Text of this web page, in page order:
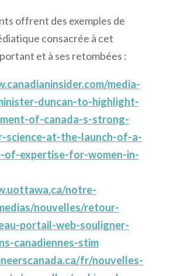
offrent des exemples de
consacrée à cet
et à ses retombées :
media-
duncan-to-highlight-
of-canada-s-strong-
science-at-the-launch-of-a-
of-expertise-for-women-in-
notre-
nouvelles/retour-
portail-web-souligner-
canadiennes-stim
fr/nouvelles-